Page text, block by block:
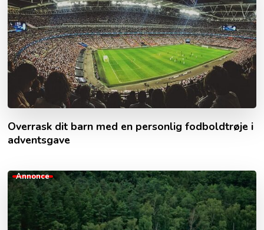
Overrask dit barn med en personlig fodboldtrøje i
adventsgave
Annonce